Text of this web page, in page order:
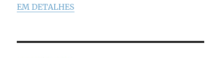
EM DETALHES